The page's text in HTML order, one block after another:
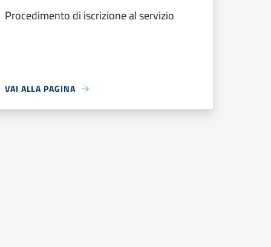
Procedimento di iscrizione al servizio
VAI ALLA PAGINA